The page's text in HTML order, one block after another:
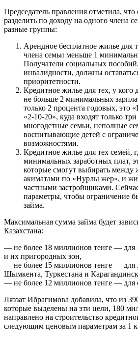
Председатель правления отметила,
разделить по доходу на одного члена
разные группы:
Арендное бесплатное жилье для
члена семьи меньше 1
Получатели социальных
инвалидности, должны
приоритетности.
Кредитное жилье для тех, у кого
не больше 2 минимальных
только 2 процента годовых, это
«2-10-20», куда входят только
многодетные семьи, неполные
воспитывающие детей с
возможностями.
Кредитное жилье для тех семей,
минимальных заработных плат,
которые смогут выбирать
акиматами по «Нурлы жер», и
частными застройщиками.
параметры, чтобы ограничение
займа.
Максимальная сумма займа будет
Казахстана:
— не более 18 миллионов тенге —
и их пригородных зон,
— не более 15 миллионов тенге — для
Шымкента, Туркестана и
— не более 12 миллионов тенге — для
Ляззат Ибрагимова добавила, что из
которые выделены на эти цели, 180
направлено на строительство
следующим ценовым параметрам за 1